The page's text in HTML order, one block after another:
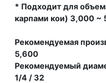
* Подходит для
карпами кои) 3,000 ~
Рекомендуемая
5,600
Рекомендуемый
1/4 / 32